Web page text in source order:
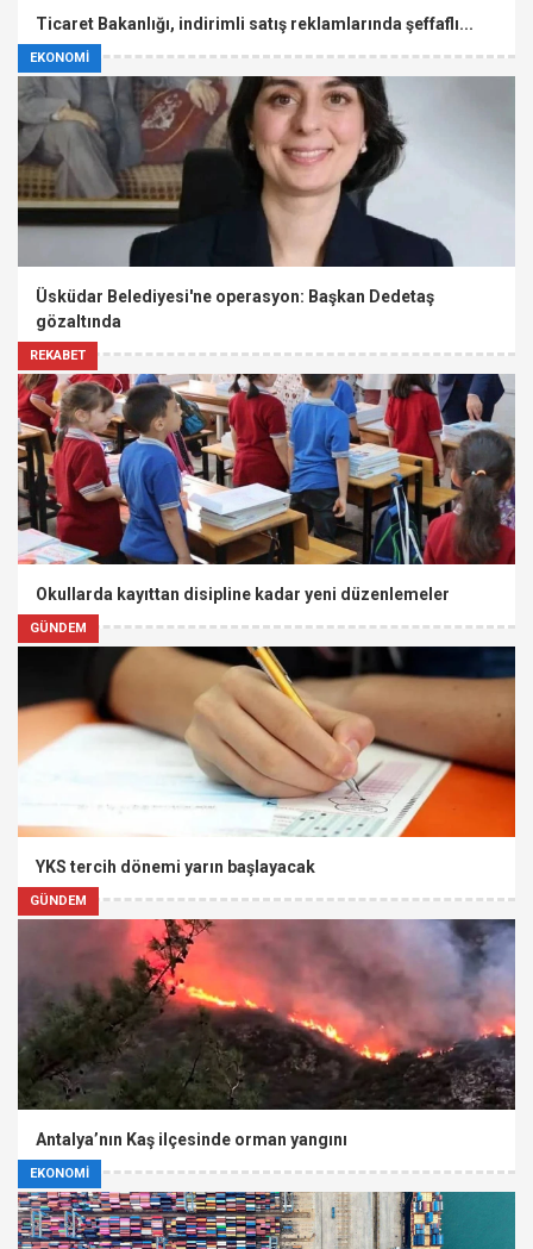
EKONOMİ
Ticaret Bakanlığı, indirimli satış reklamlarında şeffaflı...
REKABET
Üsküdar Belediyesi'ne operasyon: Başkan Dedetaş
gözaltında
GÜNDEM
Okullarda kayıttan disipline kadar yeni düzenlemeler
GÜNDEM
YKS tercih dönemi yarın başlayacak
EKONOMİ
Antalya’nın Kaş ilçesinde orman yangını